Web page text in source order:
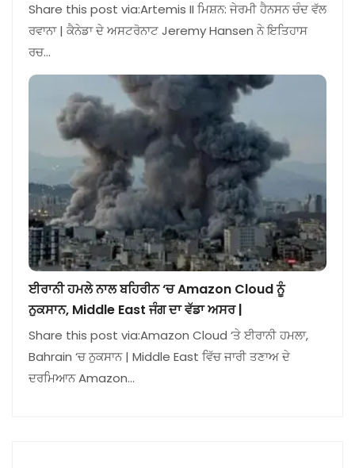
Share this post via:Artemis II ਮਿਸ਼ਨ: ਜੇਰਮੀ ਹੈਨਸਨ ਚੰਦ ਵੱਲ
ਰਵਾਨਾ | ਕੈਨੇਡਾ ਦੇ ਅਸਟਰੋਨਾਟ Jeremy Hansen ਨੇ ਇਤਿਹਾਸ
ਰਚ…
ਈਰਾਨੀ ਹਮਲੇ ਨਾਲ ਬਹਿਰੀਨ ‘ਚ Amazon Cloud ਨੂੰ
ਨੁਕਸਾਨ, Middle East ਜੰਗ ਦਾ ਵੱਡਾ ਅਸਰ |
Share this post via:Amazon Cloud ‘ਤੇ ਈਰਾਨੀ ਹਮਲਾ,
Bahrain ‘ਚ ਨੁਕਸਾਨ | Middle East ਵਿੱਚ ਜਾਰੀ ਤਣਾਅ ਦੇ
ਦਰਮਿਆਨ Amazon…